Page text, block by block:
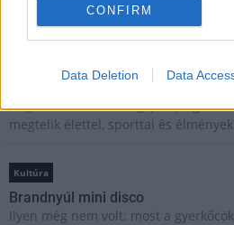
CONFIRM
Data Deletion Data
Open Orfű: mozgás, zene, közösség
Augusztus első hétvégéjén
megtelik élettel, sporttal és
Kultúra
Brandnyúl mini disco
Ilyen még nem volt: most a